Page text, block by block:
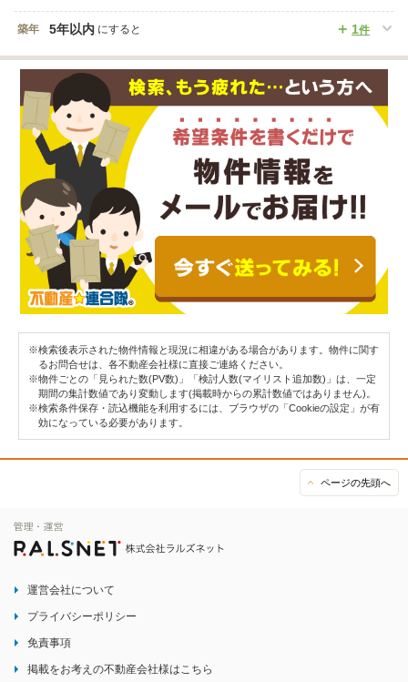
築年 1件
5年以内 にすると
※検索後表示された物件情報と現況に相違がある場合があります。物件に関す
るお問合せは、各不動産会社様に直接ご連絡ください。
※物件ごとの「見られた数(PV数)」「検討人数(マイリスト追加数)」は、一定
期間の集計数値であり変動します(掲載時からの累計数値ではありません)。
※検索条件保存・読込機能を利用するには、ブラウザの「Cookieの設定」が有
効になっている必要があります。
ページの先頭へ
運営会社について
プライバシーポリシー
免責事項
掲載をお考えの不動産会社様はこちら